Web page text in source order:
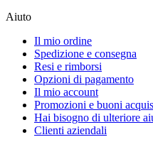
Aiuto
Il mio ordine
Spedizione e consegna
Resi e rimborsi
Opzioni di pagamento
Il mio account
Promozioni e buoni
Hai bisogno di ulteriore
Clienti aziendali